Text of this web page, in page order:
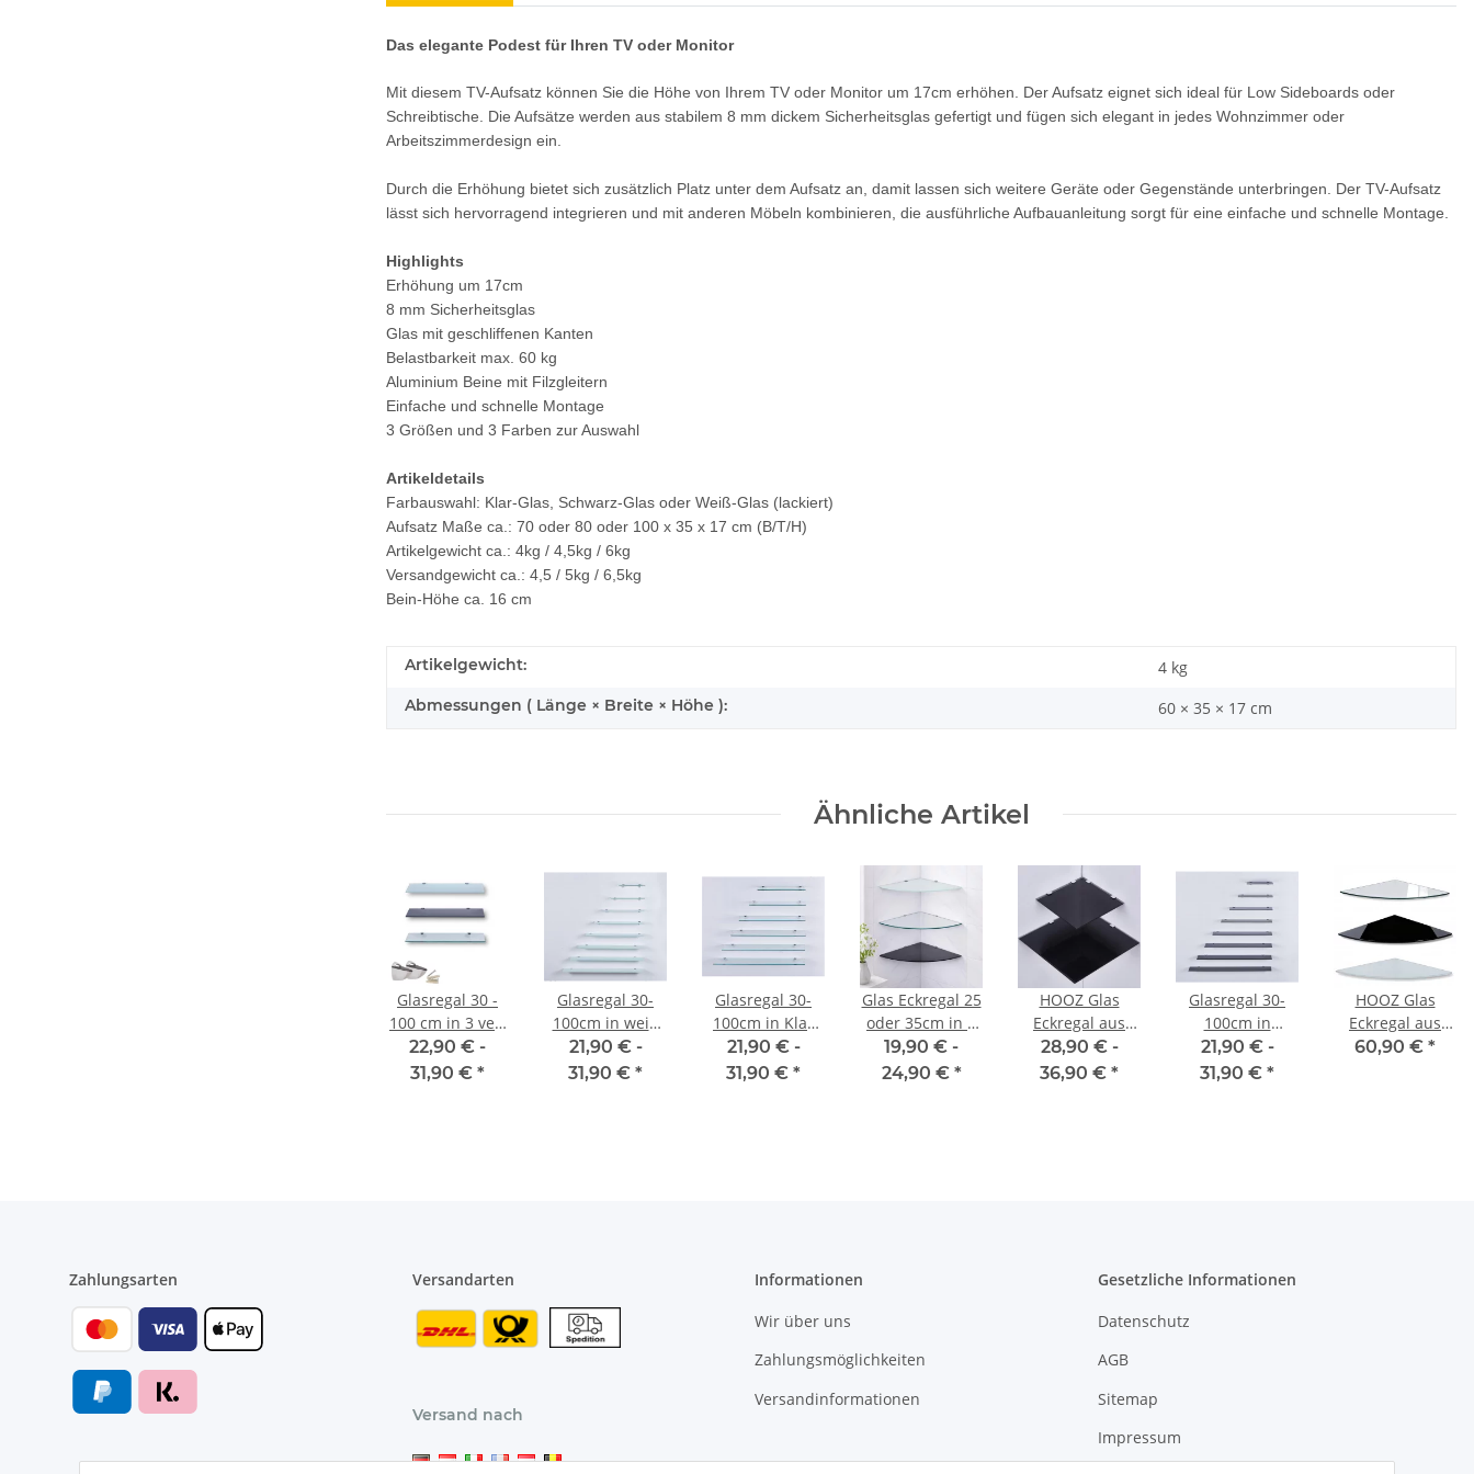
Das elegante Podest für Ihren TV oder Monitor
Mit diesem TV-Aufsatz können Sie die Höhe von Ihrem TV oder Monitor um 17cm erhöhen. Der Aufsatz eignet sich ideal für Low Sideboards oder
Schreibtische. Die Aufsätze werden aus stabilem 8 mm dickem Sicherheitsglas gefertigt und fügen sich elegant in jedes Wohnzimmer oder
Arbeitszimmerdesign ein.
Durch die Erhöhung bietet sich zusätzlich Platz unter dem Aufsatz an, damit lassen sich weitere Geräte oder Gegenstände unterbringen. Der TV-Aufsatz
lässt sich hervorragend integrieren und mit anderen Möbeln kombinieren, die ausführliche Aufbauanleitung sorgt für eine einfache und schnelle Montage.
Highlights
Erhöhung um 17cm
8 mm Sicherheitsglas
Glas mit geschliffenen Kanten
Belastbarkeit max. 60 kg
Aluminium Beine mit Filzgleitern
Einfache und schnelle Montage
3 Größen und 3 Farben zur Auswahl
Artikeldetails
Farbauswahl: Klar-Glas, Schwarz-Glas oder Weiß-Glas (lackiert)
Aufsatz Maße ca.: 70 oder 80 oder 100 x 35 x 17 cm (B/T/H)
Artikelgewicht ca.: 4kg / 4,5kg / 6kg
Versandgewicht ca.: 4,5 / 5kg / 6,5kg
Bein-Höhe ca. 16 cm
Artikelgewicht: 4 kg
Abmessungen ( Länge × Breite × Höhe ): 60 × 35 × 17 cm
Ähnliche Artikel
Glasregal 30 -
100 cm in 3 ver.
Farben inkl. 2
verchromte
22,90 € -
31,90 € *
Glasregal 30-
100cm in weiß
Glas inkl.
Halterung 13cm
21,90 € -
31,90 € *
Glasregal 30-
100cm in Klar
Glas inkl.
Halterung 13cm
21,90 € -
31,90 € *
Glas Eckregal 25
oder 35cm in 3
ver. Farben inkl.
Halterung aus
19,90 € -
24,90 € *
HOOZ Glas
Eckregal aus
Sicherheitsglas
25 oder 35 cm in
28,90 € -
36,90 € *
Glasregal 30-
100cm in
schwarz Glas
inkl. Halterung
21,90 € -
31,90 € *
HOOZ Glas
Eckregal aus
Sicherheitsglas
60,90 € *
Zahlungsarten Versandarten
Versand nach
Informationen
Wir über uns
Zahlungsmöglichkeiten
Versandinformationen
Gesetzliche Informationen
Datenschutz
AGB
Sitemap
Impressum